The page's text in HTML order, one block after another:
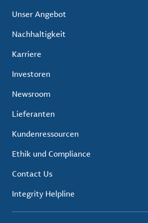
Unser Angebot
Nachhaltigkeit
Karriere
Investoren
Newsroom
Lieferanten
Kundenressourcen
Ethik und Compliance
Contact Us
Integrity Helpline